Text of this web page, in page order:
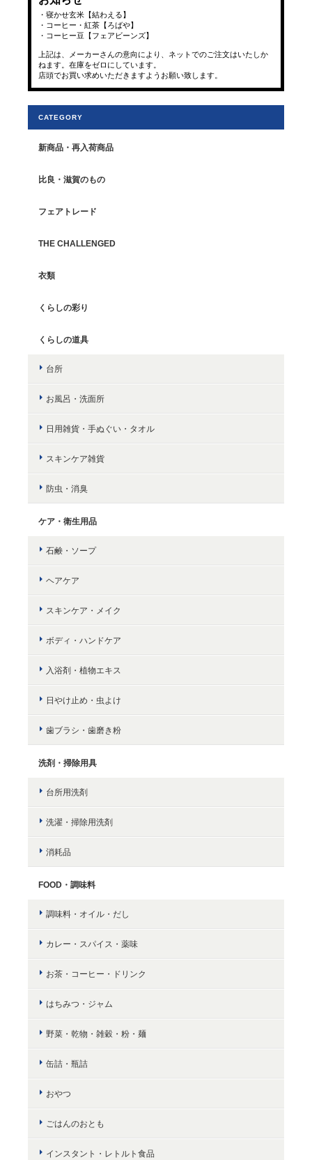
・寝かせ玄米【結わえる】
・コーヒー・紅茶【ろばや】
・コーヒー豆【フェアビーンズ】
上記は、メーカーさんの意向により、ネットでのご注文はいたしか
ねます。在庫をゼロにしています。
店頭でお買い求めいただきますようお願い致します。
CATEGORY
新商品・再入荷商品
比良・滋賀のもの
フェアトレード
THE CHALLENGED
衣類
くらしの彩り
くらしの道具
台所
お風呂・洗面所
日用雑貨・手ぬぐい・タオル
スキンケア雑貨
防虫・消臭
ケア・衛生用品
石鹸・ソープ
ヘアケア
スキンケア・メイク
ボディ・ハンドケア
入浴剤・植物エキス
日やけ止め・虫よけ
歯ブラシ・歯磨き粉
洗剤・掃除用具
台所用洗剤
洗濯・掃除用洗剤
消耗品
FOOD・調味料
調味料・オイル・だし
カレー・スパイス・薬味
お茶・コーヒー・ドリンク
はちみつ・ジャム
野菜・乾物・雑穀・粉・麺
缶詰・瓶詰
おやつ
ごはんのおとも
インスタント・レトルト食品